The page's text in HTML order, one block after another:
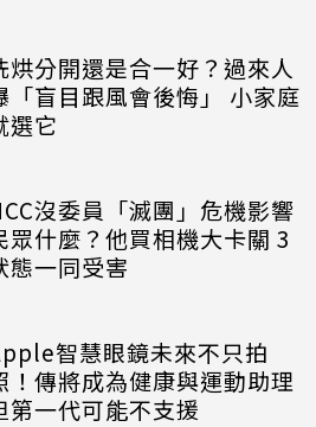
烘分開還是合一好？過來人
「盲目跟風會後悔」 小家庭
選它
沒委員「滅團」危機影響
眾什麼？他買相機大卡關 3
態一同受害
智慧眼鏡未來不只拍
！傳將成為健康與運動助理
第一代可能不支援